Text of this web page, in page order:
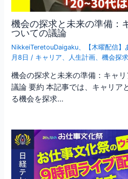
機会の探求と未来の準備：
ついての議論
NikkeiTeretouDaigaku 【木曜配信
月8日 / キャリア 人生計画 、機会探求
機会の探求と未来の準備：キャ
議論 要約 本記事では、キャリア
る機会を探求…